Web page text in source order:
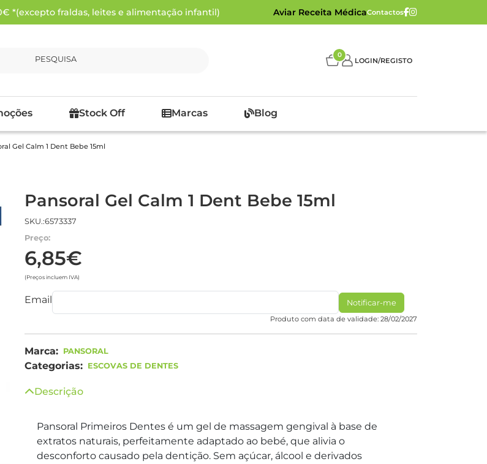
*(excepto fraldas, leites e alimentação infantil) Aviar Receita MédicaContactos
PESQUISA 0
LOGIN/REGISTO
Stock Off Marcas Blog
Gel Calm 1 Dent Bebe 15ml
Pansoral Gel Calm 1 Dent Bebe 15ml
SKU.:6573337
Preço:
6,85€
(Preços incluem IVA)
Email Notificar-me
Produto com data de validade: 28/02/2027
Marca: PANSORAL
Categorias: ESCOVAS DE DENTES
Descrição
Pansoral Primeiros Dentes é um gel de massagem gengival à base de
extratos naturais, perfeitamente adaptado ao bebé, que alivia o
desconforto causado pela dentição. Sem açúcar, álcool e derivados